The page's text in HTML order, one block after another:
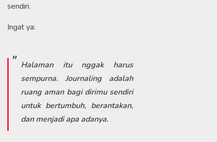
sendiri.
​Ingat ya:
Halaman itu nggak harus
sempurna. Journaling adalah
ruang aman bagi dirimu sendiri
untuk bertumbuh, berantakan,
dan menjadi apa adanya.